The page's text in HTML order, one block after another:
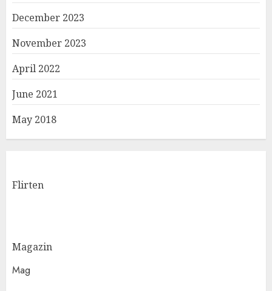
December 2023
November 2023
April 2022
June 2021
May 2018
Flirten
Magazin
Mag